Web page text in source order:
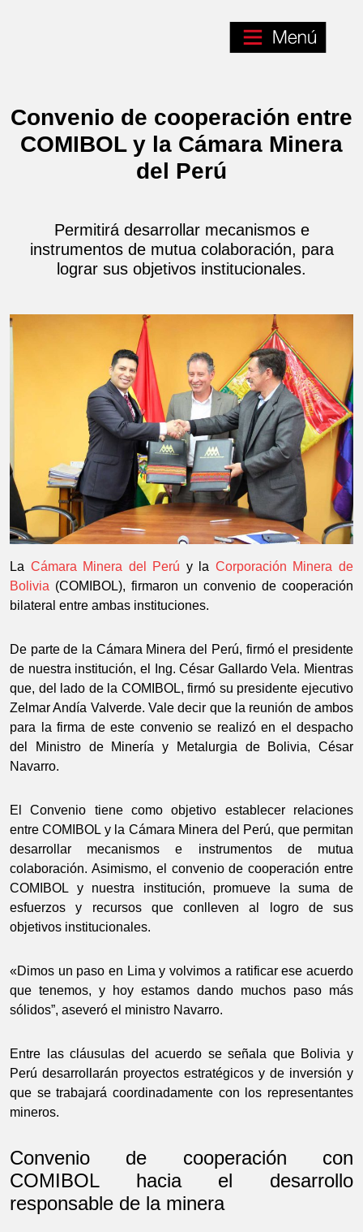
Convenio de cooperación entre
COMIBOL y la Cámara Minera
del Perú
Permitirá desarrollar mecanismos e
instrumentos de mutua colaboración, para
lograr sus objetivos institucionales.
La Cámara Minera del Perú y la Corporación Minera de
Bolivia (COMIBOL), firmaron un convenio de cooperación
bilateral entre ambas instituciones.
De parte de la Cámara Minera del Perú, firmó el presidente
de nuestra institución, el Ing. César Gallardo Vela. Mientras
que, del lado de la COMIBOL, firmó su presidente ejecutivo
Zelmar Andía Valverde. Vale decir que la reunión de ambos
para la firma de este convenio se realizó en el despacho
del Ministro de Minería y Metalurgia de Bolivia, César
Navarro.
El Convenio tiene como objetivo establecer relaciones
entre COMIBOL y la Cámara Minera del Perú, que permitan
desarrollar mecanismos e instrumentos de mutua
colaboración. Asimismo, el convenio de cooperación entre
COMIBOL y nuestra institución, promueve la suma de
esfuerzos y recursos que conlleven al logro de sus
objetivos institucionales.
«Dimos un paso en Lima y volvimos a ratificar ese acuerdo
que tenemos, y hoy estamos dando muchos paso más
sólidos”, aseveró el ministro Navarro.
Entre las cláusulas del acuerdo se señala que Bolivia y
Perú desarrollarán proyectos estratégicos y de inversión y
que se trabajará coordinadamente con los representantes
mineros.
Convenio de cooperación con
COMIBOL hacia el desarrollo
responsable de la minera